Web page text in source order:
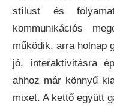
stílust és
kommunikációs
működik, arra holnap
jó, interaktivitásra
ahhoz már könnyű
mixet. A kettő együtt